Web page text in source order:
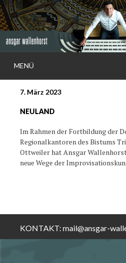
Weiter
zum
Inhalt
MENÜ
7. März 2023
NEULAND
Im Rahmen der Fortbildung der
Regionalkantoren des Bistums
Ottweiler hat Ansgar Wallenhorst
neue Wege der
KONTAKT: mail@ansgar-